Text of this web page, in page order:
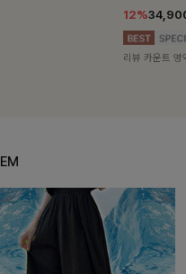
34,900원
리뷰 카운트 영역